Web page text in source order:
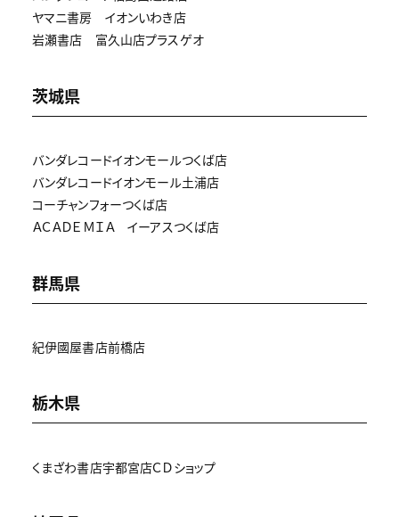
ヤマニ書房 イオンいわき店
岩瀬書店 富久山店プラスゲオ
茨城県
バンダレコードイオンモールつくば店
バンダレコードイオンモール土浦店
コーチャンフォーつくば店
ＡＣＡＤＥＭＩＡ イーアスつくば店
群馬県
紀伊國屋書店前橋店
栃木県
くまざわ書店宇都宮店ＣＤショップ